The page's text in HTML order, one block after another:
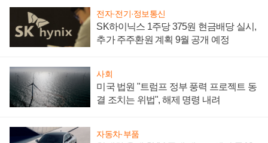
전자·전기·정보통신
SK하이닉스 1주당 375원 현금배당 실시,
추가 주주환원 계획 9월 공개 예정
사회
미국 법원 "트럼프 정부 풍력 프로젝트 동
결 조치는 위법", 해제 명령 내려
자동차·부품